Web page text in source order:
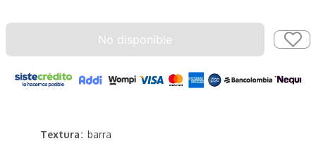
No disponible
Textura barra